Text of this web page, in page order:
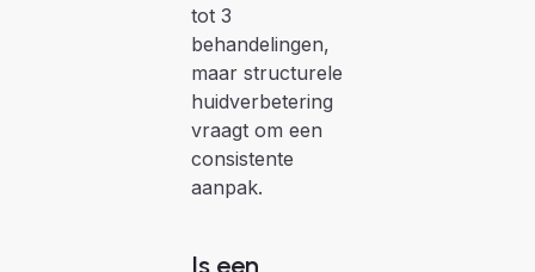
tot 3
behandelingen,
maar structurele
huidverbetering
vraagt om een
consistente
aanpak.
Is een